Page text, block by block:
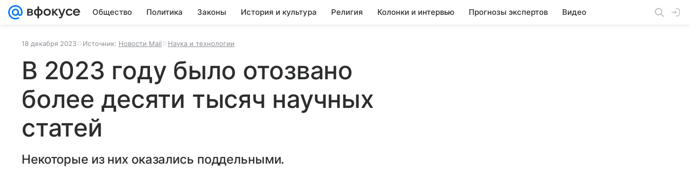
Общество Политика Законы История и культура Религия Колонки и интервью Прогнозы экспертов Видео
18 декабря 2023 Источник: Новости Mail Наука и технологии
В 2023 году было отозвано
более десяти тысяч научных
статей
Некоторые из них оказались поддельными.